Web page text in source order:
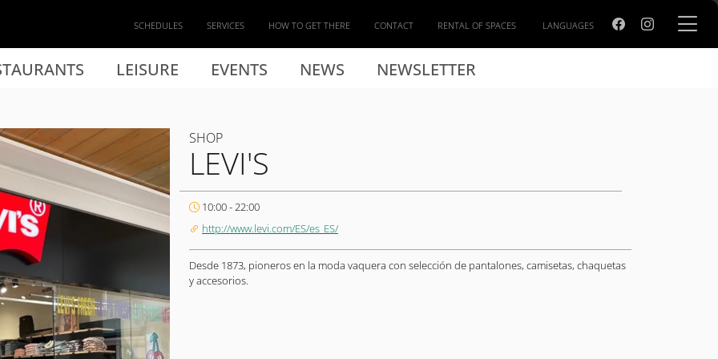
LEISURE EVENTS NEWS NEWSLETTER
SCHEDULES SERVICES HOW TO GET THERE CONTACT RENTAL OF SPACES LANGUAGES
SHOP
LEVI'S
10:00 - 22:00
http://www.levi.com/ES/es_ES/
Desde 1873, pioneros en la moda vaquera con selección de pantalones, camisetas, chaquetas
y accesorios.